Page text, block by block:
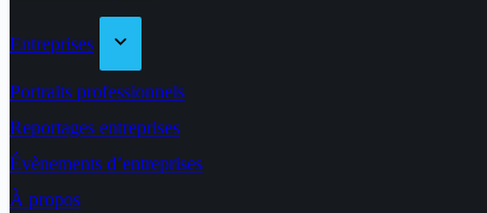
Entreprises
Portraits professionnels
Reportages entreprises
Évènements d’entreprises
À propos